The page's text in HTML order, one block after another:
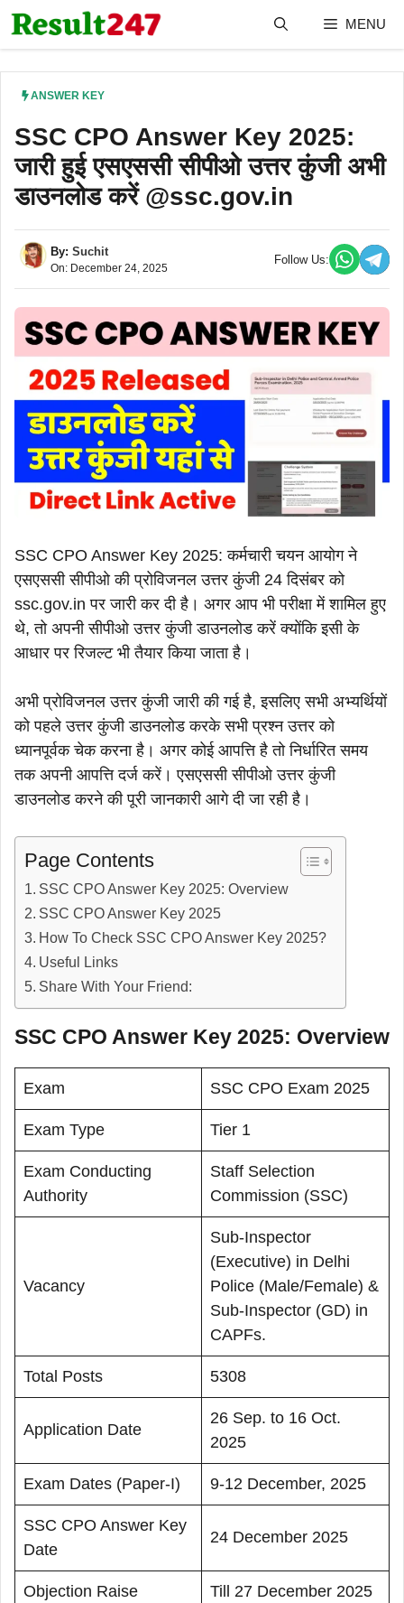
Skip
to
MENU
ANSWER KEY
SSC CPO Answer Key 2025:
जारी हुई एसएससी सीपीओ उत्तर कुंजी अभी
डाउनलोड करें @ssc.gov.in
By: Suchit
On: December 24, 2025
Follow Us:
SSC CPO Answer Key 2025: कर्मचारी चयन आयोग ने
एसएससी सीपीओ की प्रोविजनल उत्तर कुंजी 24 दिसंबर को
ssc.gov.in पर जारी कर दी है। अगर आप भी परीक्षा में शामिल हुए
थे, तो अपनी सीपीओ उत्तर कुंजी डाउनलोड करें क्योंकि इसी के
आधार पर रिजल्ट भी तैयार किया जाता है।
अभी प्रोविजनल उत्तर कुंजी जारी की गई है, इसलिए सभी अभ्यर्थियों
को पहले उत्तर कुंजी डाउनलोड करके सभी प्रश्न उत्तर को
ध्यानपूर्वक चेक करना है। अगर कोई आपत्ति है तो निर्धारित समय
तक अपनी आपत्ति दर्ज करें। एसएससी सीपीओ उत्तर कुंजी
डाउनलोड करने की पूरी जानकारी आगे दी जा रही है।
Page Contents
SSC CPO Answer Key 2025: Overview
SSC CPO Answer Key 2025
How To Check SSC CPO Answer Key 2025?
Useful Links
Share With Your Friend:
SSC CPO Answer Key 2025: Overview
Exam SSC CPO Exam 2025
Exam Type Tier 1
Exam Conducting
Authority
Staff Selection
Commission (SSC)
Vacancy
Sub-Inspector
(Executive) in Delhi
Police (Male/Female) &
Sub-Inspector (GD) in
CAPFs.
Total Posts 5308
Application Date
26 Sep. to 16 Oct.
2025
Exam Dates (Paper-I) 9-12 December, 2025
SSC CPO Answer Key
Date
24 December 2025
Objection Raise Till 27 December 2025